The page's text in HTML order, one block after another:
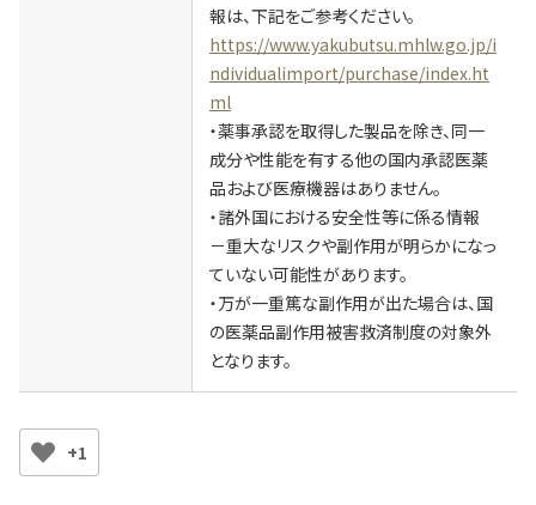
報は、下記をご参考ください。
https://www.yakubutsu.mhlw.go.jp/i
ndividualimport/purchase/index.ht
ml
・薬事承認を取得した製品を除き、同一
成分や性能を有する他の国内承認医薬
品および医療機器はありません。
・諸外国における安全性等に係る情報
－重大なリスクや副作用が明らかになっ
ていない可能性があります。
・万が一重篤な副作用が出た場合は、国
の医薬品副作用被害救済制度の対象外
となります。
+1